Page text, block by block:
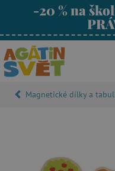
-20 % na
Magnetické dílky a